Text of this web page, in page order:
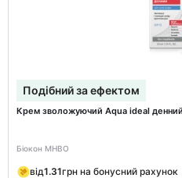
Подібний за ефектом
Крем зволожуючий Aqua ideal
Біокон МНВО
від1.31грн на бонусний рахунок